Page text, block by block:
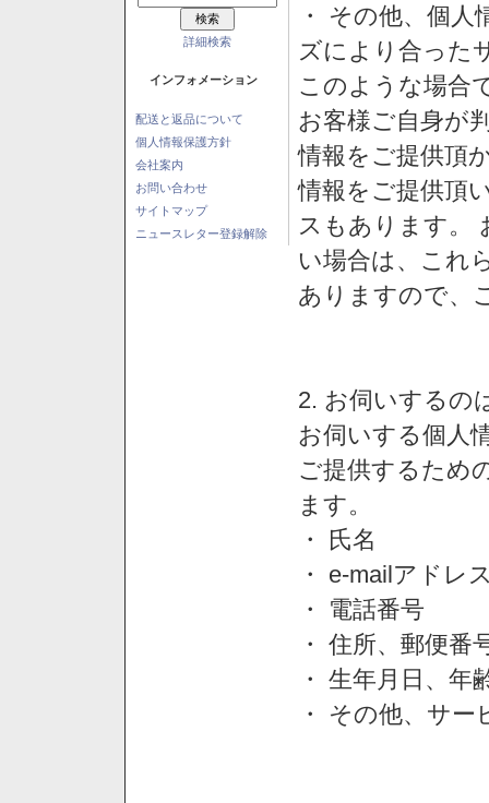
詳細検索
インフォメーション
配送と返品について
個人情報保護方針
会社案内
お問い合わせ
サイトマップ
ニュースレター登録解除
・ その他、個
ズにより合った
このような場合
お客様ご自身が
情報をご提供頂
情報をご提供頂
スもあります。
い場合は、これ
ありますので、
2. お伺いするの
お伺いする個人
ご提供するため
ます。
・ 氏名
・ e-mailアドレ
・ 電話番号
・ 住所、郵便番
・ 生年月日、年
・ その他、サ